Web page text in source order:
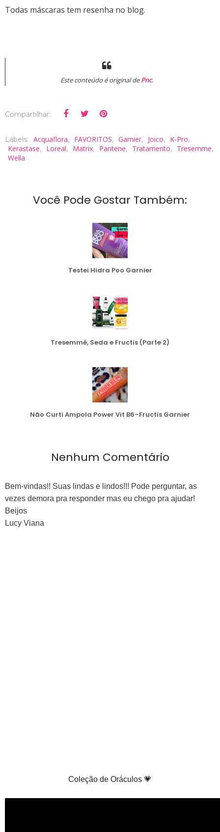
Todas máscaras tem resenha no blog.
Este conteúdo é original dePnc.
Compartilhar:
Labels: Acquaflora, FAVORITOS, Garnier, Joico, K-Pro,
Kerastase, Loreal, Matrix, Pantene, Tratamento, Tresemme,
Wella
Você Pode Gostar Também:
Testei Hidra Poo Garnier
Tresemmé, Seda e Fructis (Parte 2)
Não Curti Ampola Power Vit B6–Fructis Garnier
Nenhum Comentário
Bem-vindas!! Suas lindas e lindos!!! Pode perguntar, as
vezes demora pra responder mas eu chego pra ajudar!
Beijos
Lucy Viana
Coleção de Oráculos 💗